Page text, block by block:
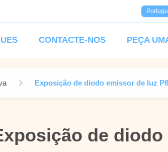
CONTACTE-NOS PEÇA
Exposição de diodo emissor de luz
de
de